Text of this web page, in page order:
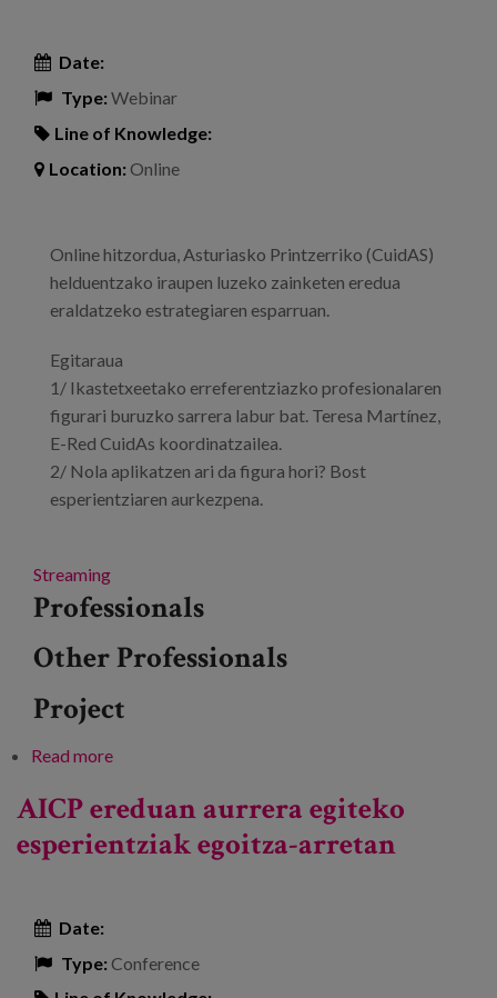
Date:
Type:Webinar
Line of Knowledge:
Location:Online
Online hitzordua, Asturiasko Printzerriko (CuidAS)
helduentzako iraupen luzeko zainketen eredua
eraldatzeko estrategiaren esparruan.
Egitaraua
1/ Ikastetxeetako erreferentziazko profesionalaren
figurari buruzko sarrera labur bat. Teresa Martínez,
E-Red CuidAs koordinatzailea.
2/ Nola aplikatzen ari da figura hori? Bost
esperientziaren aurkezpena.
Streaming
Professionals
Other Professionals
Project
Read moreabout cuidAs webinarra : zentroetako
AICP ereduan aurrera egiteko
esperientziak egoitza-arretan
Date:
Type:Conference